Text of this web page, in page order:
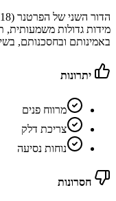
באמינותם ובחסכנותם,
יתרונות
מרווח פנים
צריכת דלק
נוחות נסיעה
חסרונות